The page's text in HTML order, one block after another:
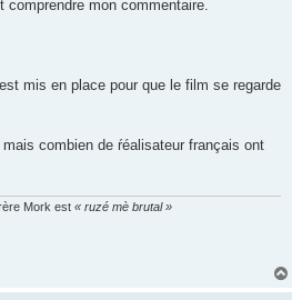
mon commentaire.
mis en place pour que le film se regarde
combien de ŕéalisateur français ont
Mork est « ruzé mè brutal »